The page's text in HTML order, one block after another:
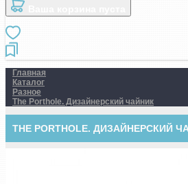
Главная
Каталог
Разное
The Porthole. Дизайнерский чайник
THE PORTHOLE. ДИЗАЙНЕРСКИЙ